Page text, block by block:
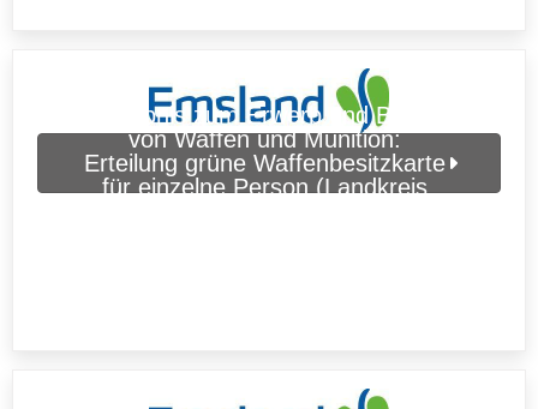
Erlaubnis zum Erwerb und Besitz
von Waffen und Munition:
Erteilung grüne Waffenbesitzkarte
für einzelne Person (Landkreis